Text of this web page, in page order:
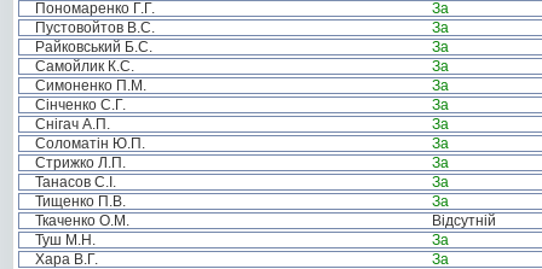
Пономаренко Г.Г.
За
Пустовойтов В.С.
За
Райковський Б.С.
За
Самойлик К.С.
За
Симоненко П.М.
За
Сінченко С.Г.
За
Снігач А.П.
За
Соломатін Ю.П.
За
Стрижко Л.П.
За
Танасов С.І.
За
Тищенко П.В.
За
Ткаченко О.М.
Відсутній
Туш М.Н.
За
Хара В.Г.
За